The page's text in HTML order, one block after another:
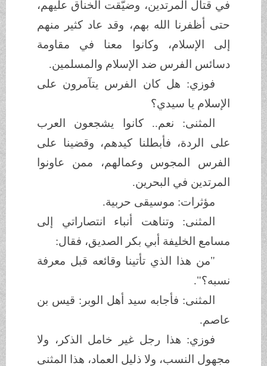
في قتال المرتدين، وضيّقت الخناق عليهم،
حتى أظفرنا الله بهم، وقد عاد كثير منهم
إلى الإسلام، وكانوا معنا في مقاومة
دسائس الفرس ضد الإسلام والمسلمين.
فوزي: هل كان الفرس يتآمرون على
الإسلام يا سيدي؟
المثنى: نعم.. كانوا يشجعون العرب
على الردة، فأبطلنا كيدهم، وقضينا على
الفرس المجوس وعمالهم، ممن عاونوا
المرتدين في البحرين.
مؤثرات: موسيقى حربية.
المثنى: وتناهت أنباء انتصاراتي إلى
مسامع الخليفة أبي بكر الصديق، فقال:
"من هذا الذي تأتينا وقائعه قبل معرفة
نسبه؟".
المثنى: فأجابه سيد أهل الوبر: قيس بن
عاصم.
فوزي: هذا رجل غير خامل الذكر، ولا
مجهول النسب، ولا ذليل العماد، هذا المثنى